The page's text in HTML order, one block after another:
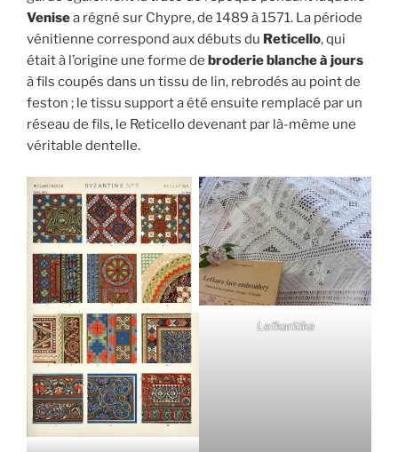
Venisea régné sur Chypre, de 1489 à 1571. La période
vénitienne correspond aux débuts du Reticello, qui
était à l’origine une forme de broderie blanche à jours
à fils coupés dans un tissu de lin, rebrodés au point de
feston ; le tissu support a été ensuite remplacé par un
réseau de fils, le Reticello devenant par là-même une
véritable dentelle.
Lefkaritika